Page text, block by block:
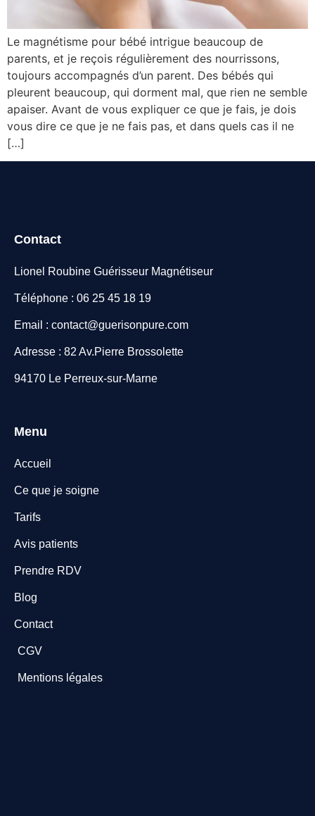
Le magnétisme pour bébé intrigue beaucoup de
parents, et je reçois régulièrement des nourrissons,
toujours accompagnés d’un parent. Des bébés qui
pleurent beaucoup, qui dorment mal, que rien ne semble
apaiser. Avant de vous expliquer ce que je fais, je dois
vous dire ce que je ne fais pas, et dans quels cas il ne
[…]
Contact
Lionel Roubine Guérisseur Magnétiseur
Téléphone : 06 25 45 18 19
Email : contact@guerisonpure.com
Adresse : 82 Av.Pierre Brossolette
94170 Le Perreux-sur-Marne
Menu
Accueil
Ce que je soigne
Tarifs
Avis patients
Prendre RDV
Blog
Contact
CGV
Mentions légales